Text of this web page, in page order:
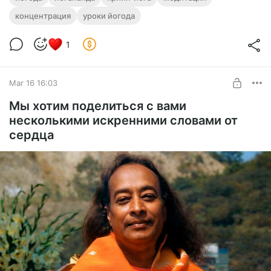
концентрация
уроки йогода
1
Mar 16 16:03
Мы хотим поделиться с вами
несколькими искренними словами от
сердца